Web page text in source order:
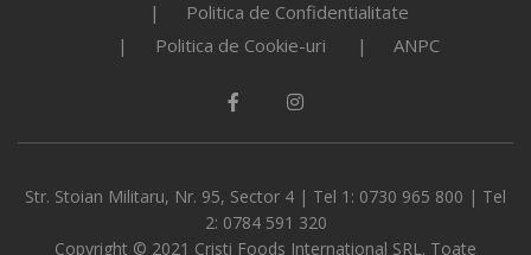
Politica de Confidentialitate
Politica de Cookie-uri
ANPC
Str. Stoian Militaru, Nr. 95, Sector 4 | Tel 1: 0730 965 800 | Tel
2: 0784 591 320
Copyright © 2021 Cristi Foods International SRL. Toate